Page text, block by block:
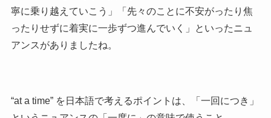
寧に乗り越えていこう」「先々のことに不安がったり焦
ったりせずに着実に一歩ずつ進んでいく」といったニュ
アンスがありましたね。
“at a time” を日本語で考えるポイントは、「一回につき」